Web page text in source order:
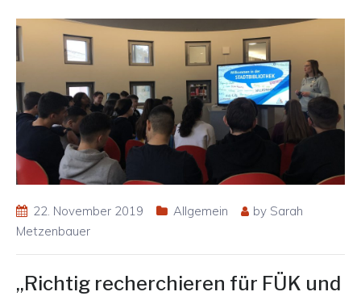
22. November 2019 Allgemein by Sarah
Metzenbauer
„Richtig recherchieren für FÜK und